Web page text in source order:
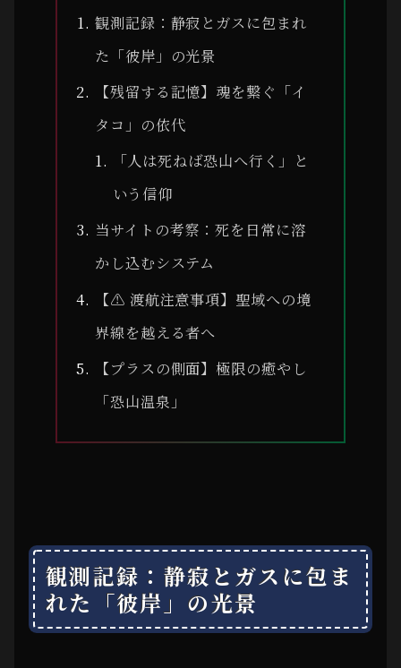
観測記録：静寂とガスに包まれ
た「彼岸」の光景
【残留する記憶】魂を繋ぐ「イ
タコ」の依代
「人は死ねば恐山へ行く」と
いう信仰
当サイトの考察：死を日常に溶
かし込むシステム
【⚠ 渡航注意事項】聖域への境
界線を越える者へ
【プラスの側面】極限の癒やし
「恐山温泉」
観測記録：静寂とガスに包ま
れた「彼岸」の光景